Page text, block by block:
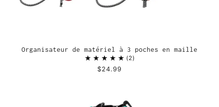
Organisateur de matériel à 3 poches en maille
2
$24.99